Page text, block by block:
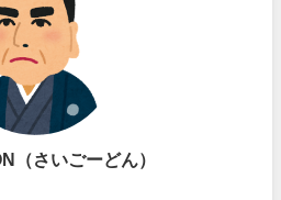
（さいごーどん）